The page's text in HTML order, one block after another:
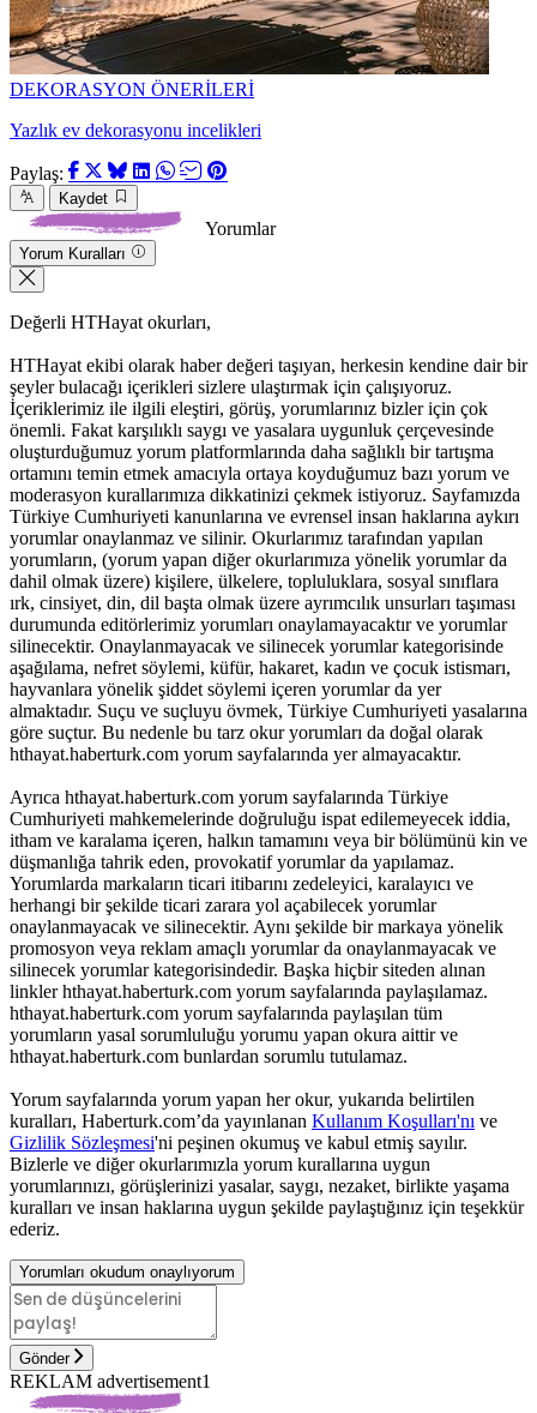
DEKORASYON ÖNERİLERİ
Yazlık ev dekorasyonu incelikleri
Paylaş:
Kaydet
Yorumlar
Yorum Kuralları
Değerli HTHayat okurları,
HTHayat ekibi olarak haber değeri taşıyan, herkesin kendine dair bir
şeyler bulacağı içerikleri sizlere ulaştırmak için çalışıyoruz.
İçeriklerimiz ile ilgili eleştiri, görüş, yorumlarınız bizler için çok
önemli. Fakat karşılıklı saygı ve yasalara uygunluk çerçevesinde
oluşturduğumuz yorum platformlarında daha sağlıklı bir tartışma
ortamını temin etmek amacıyla ortaya koyduğumuz bazı yorum ve
moderasyon kurallarımıza dikkatinizi çekmek istiyoruz. Sayfamızda
Türkiye Cumhuriyeti kanunlarına ve evrensel insan haklarına aykırı
yorumlar onaylanmaz ve silinir. Okurlarımız tarafından yapılan
yorumların, (yorum yapan diğer okurlarımıza yönelik yorumlar da
dahil olmak üzere) kişilere, ülkelere, topluluklara, sosyal sınıflara
ırk, cinsiyet, din, dil başta olmak üzere ayrımcılık unsurları taşıması
durumunda editörlerimiz yorumları onaylamayacaktır ve yorumlar
silinecektir. Onaylanmayacak ve silinecek yorumlar kategorisinde
aşağılama, nefret söylemi, küfür, hakaret, kadın ve çocuk istismarı,
hayvanlara yönelik şiddet söylemi içeren yorumlar da yer
almaktadır. Suçu ve suçluyu övmek, Türkiye Cumhuriyeti yasalarına
göre suçtur. Bu nedenle bu tarz okur yorumları da doğal olarak
hthayat.haberturk.com yorum sayfalarında yer almayacaktır.
Ayrıca hthayat.haberturk.com yorum sayfalarında Türkiye
Cumhuriyeti mahkemelerinde doğruluğu ispat edilemeyecek iddia,
itham ve karalama içeren, halkın tamamını veya bir bölümünü kin ve
düşmanlığa tahrik eden, provokatif yorumlar da yapılamaz.
Yorumlarda markaların ticari itibarını zedeleyici, karalayıcı ve
herhangi bir şekilde ticari zarara yol açabilecek yorumlar
onaylanmayacak ve silinecektir. Aynı şekilde bir markaya yönelik
promosyon veya reklam amaçlı yorumlar da onaylanmayacak ve
silinecek yorumlar kategorisindedir. Başka hiçbir siteden alınan
linkler hthayat.haberturk.com yorum sayfalarında paylaşılamaz.
hthayat.haberturk.com yorum sayfalarında paylaşılan tüm
yorumların yasal sorumluluğu yorumu yapan okura aittir ve
hthayat.haberturk.com bunlardan sorumlu tutulamaz.
Yorum sayfalarında yorum yapan her okur, yukarıda belirtilen
kuralları, Haberturk.com’da yayınlanan Kullanım Koşulları'nı ve
Gizlilik Sözleşmesi'ni peşinen okumuş ve kabul etmiş sayılır.
Bizlerle ve diğer okurlarımızla yorum kurallarına uygun
yorumlarınızı, görüşlerinizi yasalar, saygı, nezaket, birlikte yaşama
kuralları ve insan haklarına uygun şekilde paylaştığınız için teşekkür
ederiz.
Yorumları okudum onaylıyorum
Gönder
REKLAM advertisement1